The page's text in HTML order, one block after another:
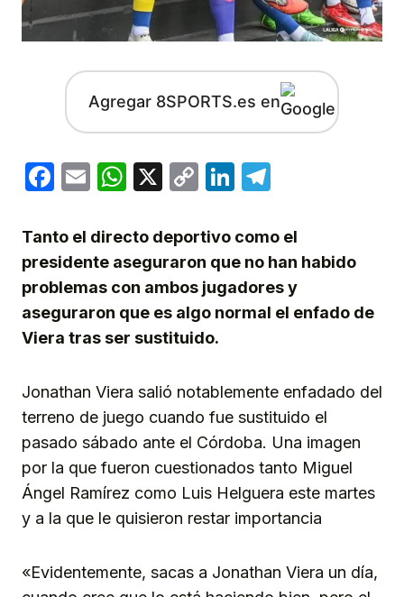
Agregar 8SPORTS.es en
Facebook
EmailWhatsApp
X
CopyLinkedIn
Tanto el directo deportivo como el
presidente aseguraron que no han habido
problemas con ambos jugadores y
aseguraron que es algo normal el enfado de
Viera tras ser sustituido.
Jonathan Viera salió notablemente enfadado del
terreno de juego cuando fue sustituido el
pasado sábado ante el Córdoba. Una imagen
por la que fueron cuestionados tanto Miguel
Ángel Ramírez como Luis Helguera este martes
y a la que le quisieron restar importancia
«Evidentemente, sacas a Jonathan Viera un día,